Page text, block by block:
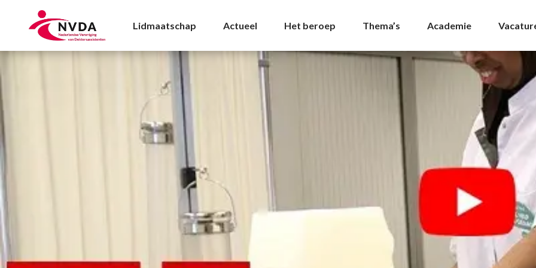
Stage|Studenten|Zij-instroom Archives -
Lidmaatschap Actueel Het beroep Thema’s Academie